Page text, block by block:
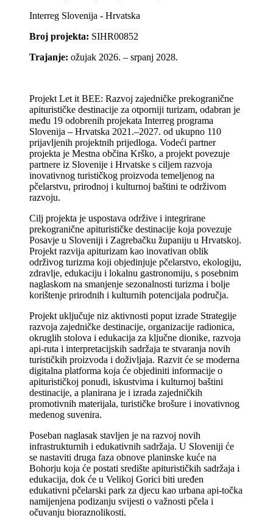
Interreg Slovenija - Hrvatska
Broj projekta: SIHR00852
Trajanje: ožujak 2026. – srpanj 2028.
Projekt Let it BEE: Razvoj zajedničke prekogranične
apiturističke destinacije za otporniji turizam, odabran je
među 19 odobrenih projekata Interreg programa
Slovenija – Hrvatska 2021.–2027. od ukupno 110
prijavljenih projektnih prijedloga. Vodeći partner
projekta je Mestna občina Krško, a projekt povezuje
partnere iz Slovenije i Hrvatske s ciljem razvoja
inovativnog turističkog proizvoda temeljenog na
pčelarstvu, prirodnoj i kulturnoj baštini te održivom
razvoju.
Cilj projekta je uspostava održive i integrirane
prekogranične apiturističke destinacije koja povezuje
Posavje u Sloveniji i Zagrebačku županiju u Hrvatskoj.
Projekt razvija apiturizam kao inovativan oblik
održivog turizma koji objedinjuje pčelarstvo, ekologiju,
zdravlje, edukaciju i lokalnu gastronomiju, s posebnim
naglaskom na smanjenje sezonalnosti turizma i bolje
korištenje prirodnih i kulturnih potencijala područja.
Projekt uključuje niz aktivnosti poput izrade Strategije
razvoja zajedničke destinacije, organizacije radionica,
okruglih stolova i edukacija za ključne dionike, razvoja
api-ruta i interpretacijskih sadržaja te stvaranja novih
turističkih proizvoda i doživljaja. Razvit će se moderna
digitalna platforma koja će objediniti informacije o
apiturističkoj ponudi, iskustvima i kulturnoj baštini
destinacije, a planirana je i izrada zajedničkih
promotivnih materijala, turističke brošure i inovativnog
medenog suvenira.
Poseban naglasak stavljen je na razvoj novih
infrastrukturnih i edukativnih sadržaja. U Sloveniji će
se nastaviti druga faza obnove planinske kuće na
Bohorju koja će postati središte apiturističkih sadržaja i
edukacija, dok će u Velikoj Gorici biti uređen
edukativni pčelarski park za djecu kao urbana api-točka
namijenjena podizanju svijesti o važnosti pčela i
očuvanju bioraznolikosti.